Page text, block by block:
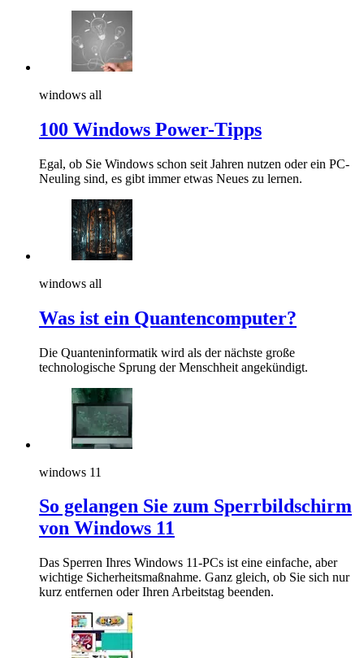
windows all
100 Windows Power-Tipps
Egal, ob Sie Windows schon seit Jahren nutzen oder ein PC-
Neuling sind, es gibt immer etwas Neues zu lernen.
windows all
Was ist ein Quantencomputer?
Die Quanteninformatik wird als der nächste große
technologische Sprung der Menschheit angekündigt.
windows 11
So gelangen Sie zum Sperrbildschirm
von Windows 11
Das Sperren Ihres Windows 11-PCs ist eine einfache, aber
wichtige Sicherheitsmaßnahme. Ganz gleich, ob Sie sich nur
kurz entfernen oder Ihren Arbeitstag beenden.